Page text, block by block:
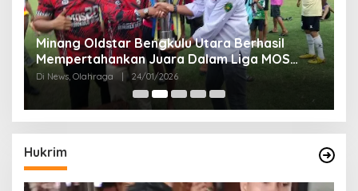
Minang Oldstar Bengkulu Utara Berhasil
Mempertahankan Juara Dalam Liga MOS
U37+ Se-provinsi Bengkulu
Di News, Olahraga 24/01/2026
Hukrim